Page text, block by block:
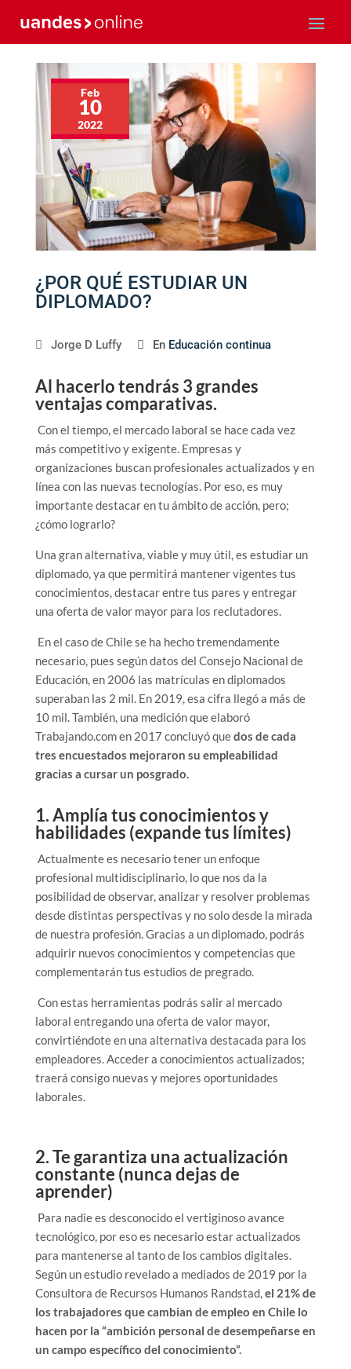
Feb
10
2022
¿POR QUÉ ESTUDIAR UN
DIPLOMADO?
Jorge D Luffy En Educación continua
Al hacerlo tendrás 3 grandes
ventajas comparativas.
Con el tiempo, el mercado laboral se hace cada vez
más competitivo y exigente. Empresas y
organizaciones buscan profesionales actualizados y en
línea con las nuevas tecnologías. Por eso, es muy
importante destacar en tu ámbito de acción, pero;
¿cómo lograrlo?
Una gran alternativa, viable y muy útil, es estudiar un
diplomado, ya que permitirá mantener vigentes tus
conocimientos, destacar entre tus pares y entregar
una oferta de valor mayor para los reclutadores.
En el caso de Chile se ha hecho tremendamente
necesario, pues según datos del Consejo Nacional de
Educación, en 2006 las matrículas en diplomados
superaban las 2 mil. En 2019, esa cifra llegó a más de
10 mil. También, una medición que elaboró
Trabajando.com en 2017 concluyó quedos de cada
tres encuestados mejoraron su empleabilidad
gracias a cursar un posgrado.
1. Amplía tus conocimientos y
habilidades (expande tus límites)
Actualmente es necesario tener un enfoque
profesional multidisciplinario, lo que nos da la
posibilidad de observar, analizar y resolver problemas
desde distintas perspectivas y no solo desde la mirada
de nuestra profesión. Gracias a un diplomado, podrás
adquirir nuevos conocimientos y competencias que
complementarán tus estudios de pregrado.
Con estas herramientas podrás salir al mercado
laboral entregando una oferta de valor mayor,
convirtiéndote en una alternativa destacada para los
empleadores. Acceder a conocimientos actualizados;
traerá consigo nuevas y mejores oportunidades
laborales.
2. Te garantiza una actualización
constante (nunca dejas de
aprender)
Para nadie es desconocido el vertiginoso avance
tecnológico, por eso es necesario estar actualizados
para mantenerse al tanto de los cambios digitales.
Según un estudio revelado a mediados de 2019 por la
Consultora de Recursos Humanos Randstad,el 21% de
los trabajadores que cambian de empleo en Chile lo
hacen por la “ambición personal de desempeñarse en
un campo específico del conocimiento”.